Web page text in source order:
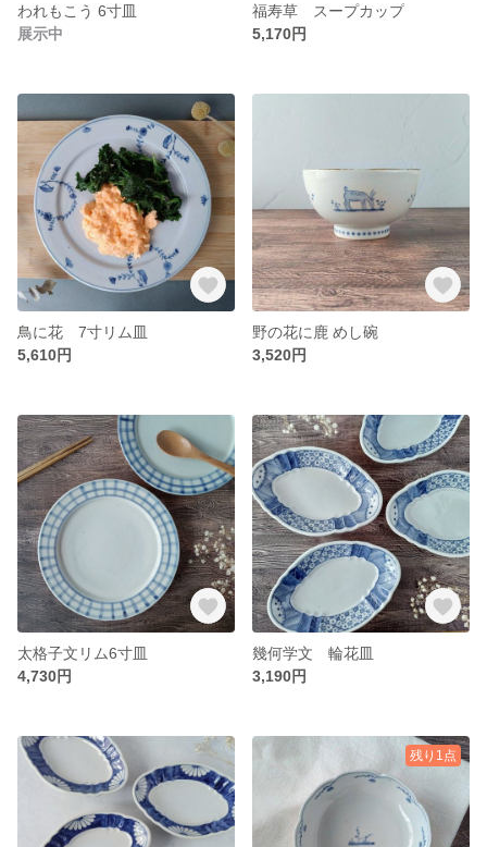
われもこう 6寸皿
展示中
福寿草 スープカップ
5,170円
鳥に花 7寸リム皿
5,610円
野の花に鹿 めし碗
3,520円
太格子文リム6寸皿
4,730円
幾何学文 輪花皿
3,190円
残り1点